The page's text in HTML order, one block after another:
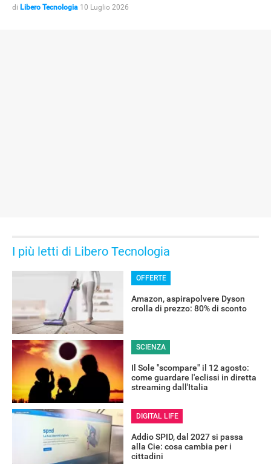
di Libero Tecnologia 10 Luglio 2026
I più letti di Libero Tecnologia
OFFERTE
Amazon, aspirapolvere Dyson
crolla di prezzo: 80% di sconto
SCIENZA
Il Sole "scompare" il 12 agosto:
come guardare l'eclissi in diretta
streaming dall'Italia
DIGITAL LIFE
Addio SPID, dal 2027 si passa
alla Cie: cosa cambia per i
cittadini